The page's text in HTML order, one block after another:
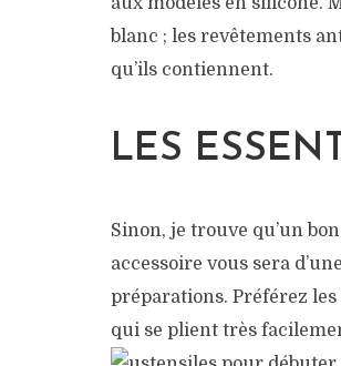
blanc ; les revêtements
qu’ils contiennent.
LES
Sinon, je trouve qu’un
accessoire vous sera
préparations. Préférez
qui se plient très